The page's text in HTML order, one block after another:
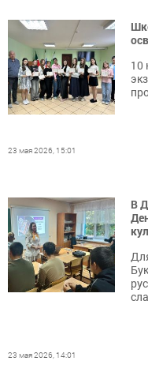
10
23 мая 2026, 15:01
В
23 мая 2026, 14:01